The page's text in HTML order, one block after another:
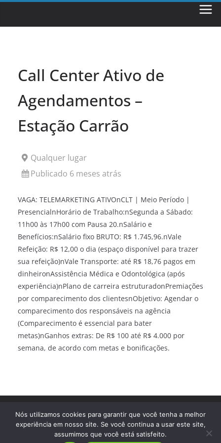
Call Center Ativo de
Agendamentos –
Estação Carrão
Qualquer lugar
Publicado 6 meses atrás
VAGA: TELEMARKETING ATIVOnCLT | Meio Período |
PresencialnHorário de Trabalho:nSegunda a Sábado:
11h00 às 17h00 com Pausa 20.nSalário e
Benefícios:nSalário fixo BRUTO: R$ 1.745,96.nVale
Refeição: R$ 12,00 o dia (espaço disponível para trazer
sua refeição)nVale Transporte: até R$ 18,76 pagos em
dinheironAssistência Médica e Odontológica (após
experiência)nPlano de carreira estruturadonPremiações
por comparecimento dos clientesnObjetivo: Agendar o
comparecimento dos responsáveis na agência
(Comparecimento é essencial para bater
metas)nGanhos extras: De R$ 100 até R$ 4.000 por
semana, de acordo com metas e bonificações.
reservados.
Nós utilizamos cookies para garantir que você tenha a melhor
experiência em nosso site. Se você continua a usar este site,
assumimos que você está satisfeito.